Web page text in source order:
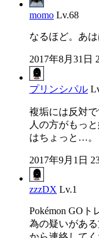
momo Lv.68
なるほど。あ
2017年8月31日
プリンシパル
複垢には反対
人の方がもっ
はちょっと…。
2017年9月1日
zzzDX Lv.1
Pokémon GO
為の疑いがあ